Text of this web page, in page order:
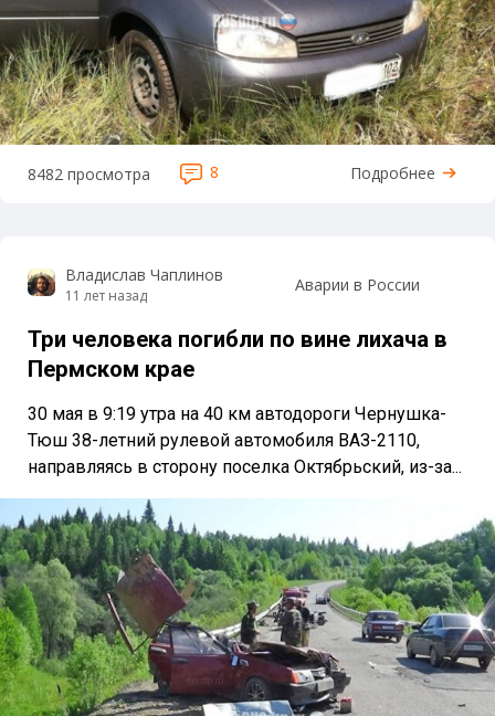
8482 просмотра 8 Подробнее
Владислав Чаплинов
11 лет назад Аварии в России
Три человека погибли по вине лихача в
Пермском крае
30 мая в 9:19 утра на 40 км автодороги Чернушка-
Тюш 38-летний рулевой автомобиля ВАЗ-2110,
направляясь в сторону поселка Октябрьский, из-за...